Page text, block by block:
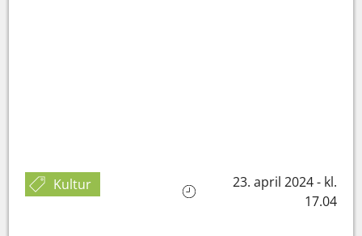
Kultur
23. april 2024 - kl.
17.04